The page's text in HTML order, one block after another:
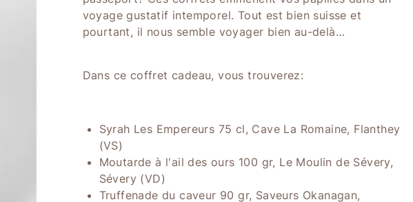
voyage gustatif intemporel. Tout est bien suisse et
pourtant, il nous semble voyager bien au-delà…
Dans ce coffret cadeau, vous trouverez:
Syrah Les Empereurs 75 cl, Cave La Romaine, Flanthey
(VS)
Moutarde à l'ail des ours 100 gr, Le Moulin de Sévery,
Sévery (VD)
Truffenade du caveur 90 gr, Saveurs Okanagan,